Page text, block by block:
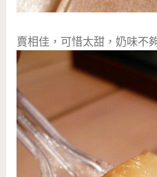
賣相佳，可惜太甜，奶味不